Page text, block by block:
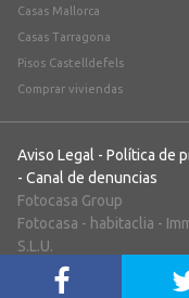
Casas Mallorca
Casas Tarragona
Pisos Castelldefels
Comprar viviendas
Aviso Legal - Política de
- Canal de denuncias
Fotocasa Group
Fotocasa - habitaclia -
S.L.U.